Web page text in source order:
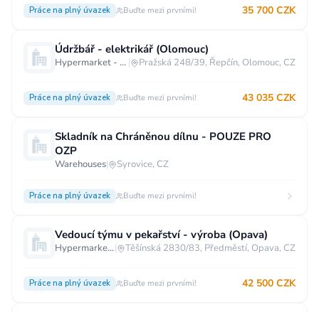
Práce na plný úvazek Buďte mezi prvními! 35 700 CZK
Údržbář - elektrikář (Olomouc)
Hypermarket - Olomouc | Pražská 248/39, Řepčín, Olomouc, CZ
Práce na plný úvazek Buďte mezi prvními! 43 035 CZK
Skladník na Chráněnou dílnu - POUZE PRO
OZP
Warehouses| Syrovice, CZ
Práce na plný úvazek Buďte mezi prvními!
Vedoucí týmu v pekařství - výroba (Opava)
Hypermarket - Opava| Těšínská 2830/83, Předměstí, Opava, CZ
Práce na plný úvazek Buďte mezi prvními! 42 500 CZK